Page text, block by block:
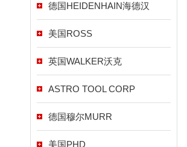
德国HEIDENHAIN海德汉
美国ROSS
英国WALKER沃克
ASTRO TOOL CORP
德国穆尔MURR
美国PHD